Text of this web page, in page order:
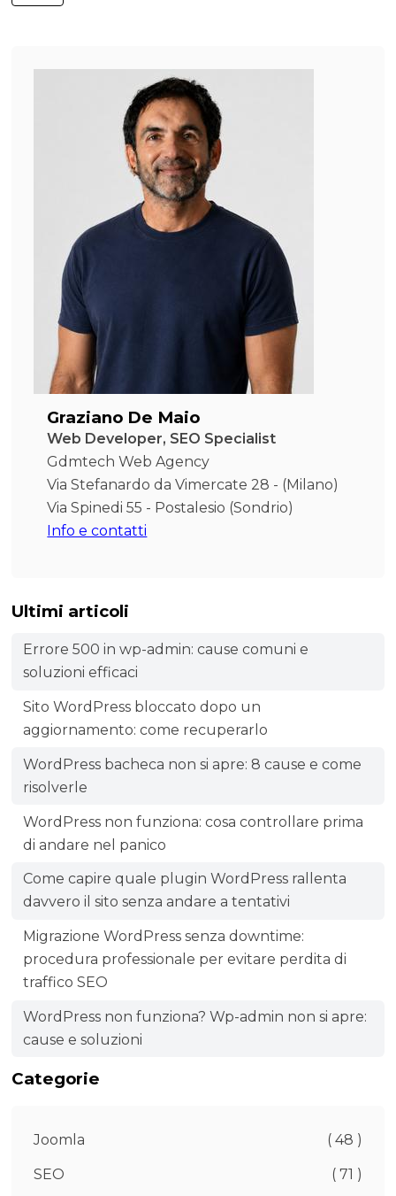
Graziano De Maio
Web Developer, SEO Specialist
Gdmtech Web Agency
Via Stefanardo da Vimercate 28 - (Milano)
Via Spinedi 55 - Postalesio (Sondrio)
Info e contatti
Ultimi articoli
Errore 500 in wp-admin: cause comuni e
soluzioni efficaci
Sito WordPress bloccato dopo un
aggiornamento: come recuperarlo
WordPress bacheca non si apre: 8 cause e come
risolverle
WordPress non funziona: cosa controllare prima
di andare nel panico
Come capire quale plugin WordPress rallenta
davvero il sito senza andare a tentativi
Migrazione WordPress senza downtime:
procedura professionale per evitare perdita di
traffico SEO
WordPress non funziona? Wp-admin non si apre:
cause e soluzioni
Categorie
Joomla ( 48 )
SEO ( 71 )